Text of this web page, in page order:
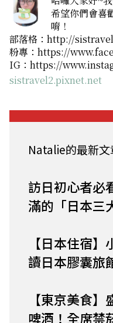
希望你們會喜
唷！
部落格：http://
粉專：https://
IG：https://
sistravel2.pixnet.net
Natalie的最新文
訪日初心者必
滿的「日本三
【日本住宿
讀日本膠囊
【東京美食
啤酒！全席禁